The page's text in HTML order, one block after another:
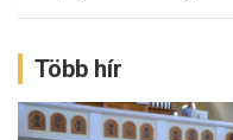
Több hír